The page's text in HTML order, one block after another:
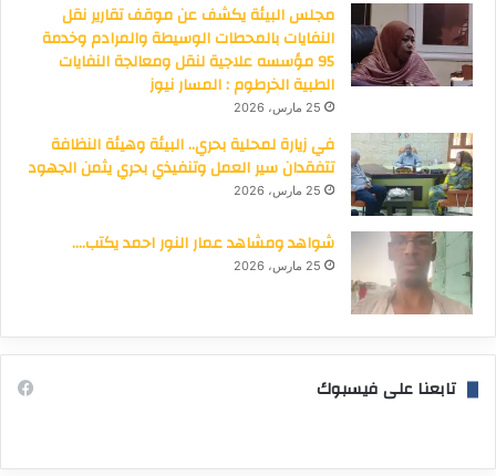
مجلس البيئة يكشف عن موقف تقارير نقل
النفايات بالمحطات الوسيطة والمرادم وخدمة
95 مؤسسه علاجية لنقل ومعالجة النفايات
الطبية الخرطوم : المسار نيوز
25 مارس، 2026
في زيارة لمحلية بحري.. البيئة وهيئة النظافة
تتفقدان سير العمل وتنفيذي بحري يثمن الجهود
25 مارس، 2026
شواهد ومشاهد عمار النور احمد يكتب….
25 مارس، 2026
تابعنا على فيسبوك